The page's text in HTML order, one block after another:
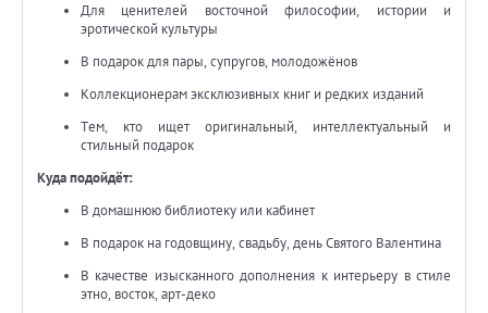
Для ценителей восточной философии, истории и
эротической культуры
В подарок для пары, супругов, молодожёнов
Коллекционерам эксклюзивных книг и редких изданий
Тем, кто ищет оригинальный, интеллектуальный и
стильный подарок
Куда подойдёт:
В домашнюю библиотеку или кабинет
В подарок на годовщину, свадьбу, день Святого Валентина
В качестве изысканного дополнения к интерьеру в стиле
этно, восток, арт-деко